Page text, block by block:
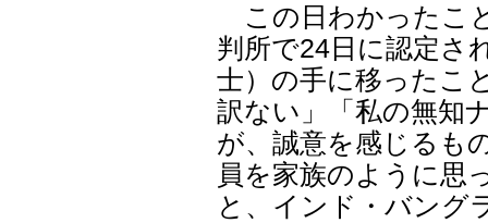
この日わかったこ
判所で24日に認定さ
士）の手に移ったこ
訳ない」「私の無知
が、誠意を感じるも
員を家族のように思
と、インド・バング